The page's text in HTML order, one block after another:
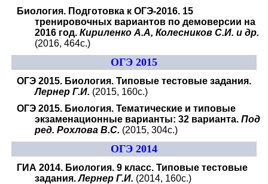
Биология. Подготовка к ОГЭ-2016. 15
тренировочных вариантов по демоверсии на
2016 год. Кириленко А.А, Колесников С.И. и др.
(2016, 464с.)
ОГЭ 2015
ОГЭ 2015. Биология. Типовые тестовые задания.
Лернер Г.И. (2015, 160с.)
ОГЭ 2015. Биология. Тематические и типовые
экзаменационные варианты: 32 варианта. Под
ред. Рохлова В.С. (2015, 304с.)
ОГЭ 2014
ГИА 2014. Биология. 9 класс. Типовые тестовые
задания.Лернер Г.И. (2014, 160с.)